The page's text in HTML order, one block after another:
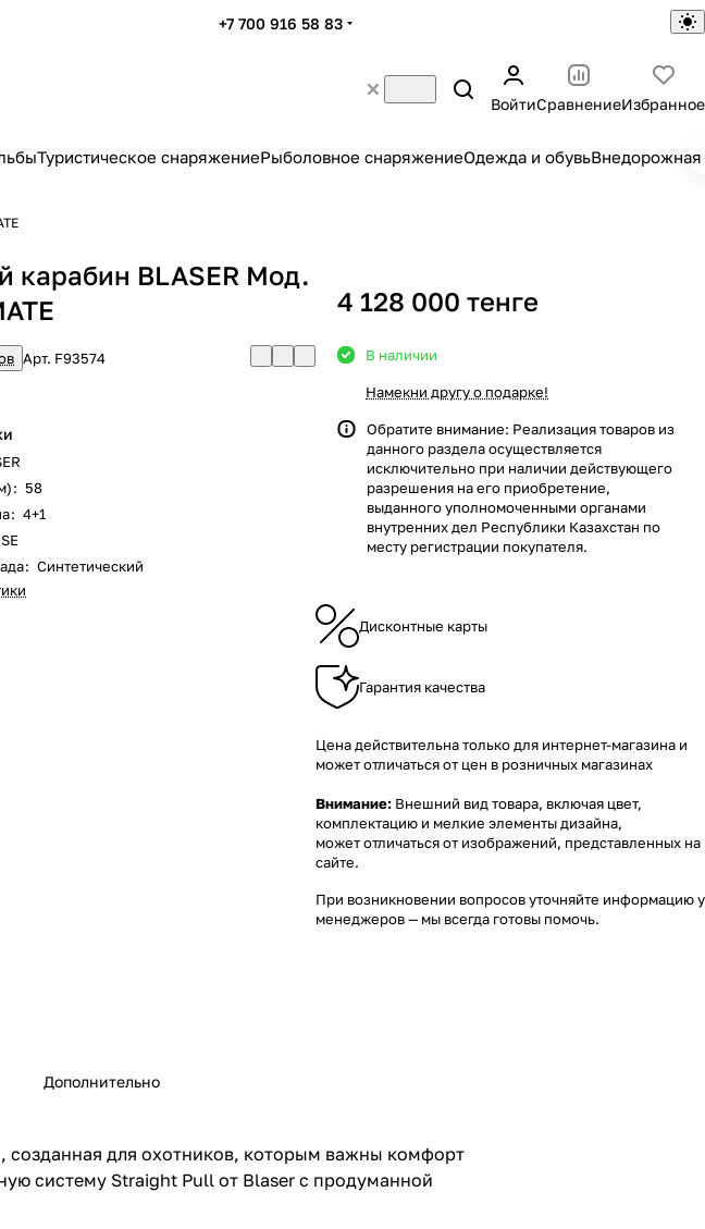
+7 700 916 58 83
ВойтиСравнениеИзбранное
Туристическое снаряжениеРыболовное снаряжениеОдежда и обувьВнедорожная
карабин BLASER Мод.
Арт. F93574
: 58
: 4+1
: Синтетический
4 128 000 тенге
В наличии
Намекни другу о подарке!
Обратите внимание: Реализация товаров из
данного раздела осуществляется
исключительно при наличии действующего
разрешения на его приобретение,
выданного уполномоченными органами
внутренних дел Республики Казахстан по
месту регистрации покупателя.
Дисконтные карты
Гарантия качества
Цена действительна только для интернет-магазина и
может отличаться от цен в розничных магазинах
Внимание: Внешний вид товара, включая цвет,
комплектацию и мелкие элементы дизайна,
может отличаться от изображений, представленных на
сайте.
При возникновении вопросов уточняйте информацию у
менеджеров— мы всегда готовы помочь.
Дополнительно
созданная для охотников, которым важны комфорт
систему Straight Pull от Blaser с продуманной